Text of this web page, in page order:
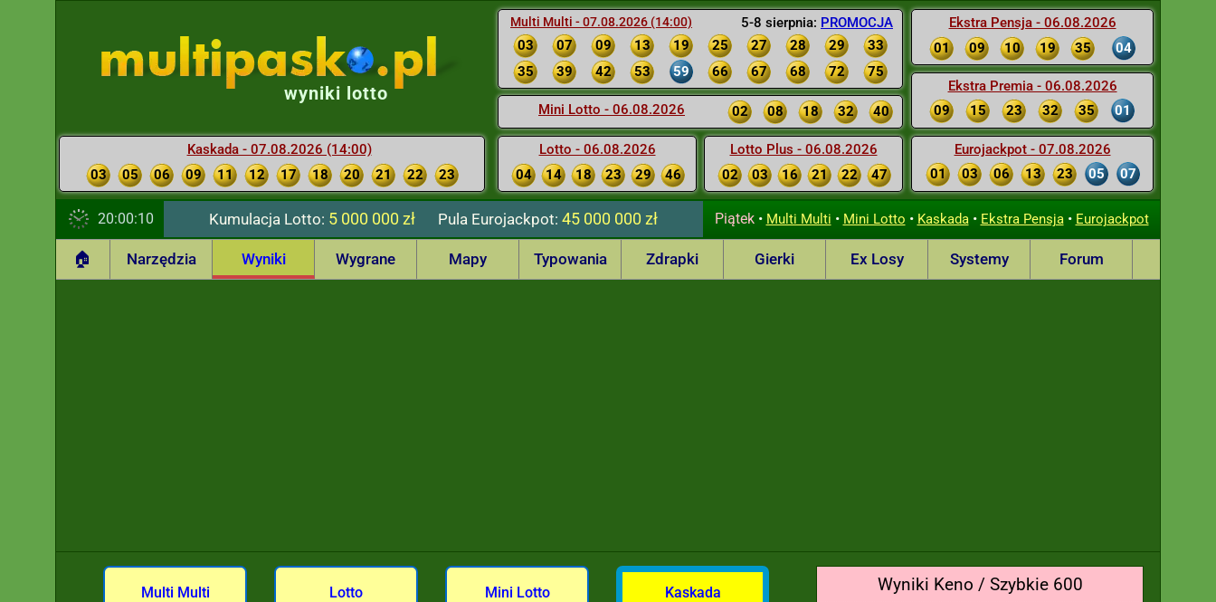
5-8 sierpnia: PROMOCJA
Multi Multi - 07.08.2026 (14:00)
03 07 09 13 19 25 27 28 29
33
35
39 42 53 59 66 67 68 72 75
Mini Lotto - 06.08.2026 02 08 18 32 40
Lotto - 06.08.2026
04
14 18 23 29 46
Lotto Plus - 06.08.2026
02
03 16 21 22 47
Ekstra Pensja - 06.08.2026
01
09 10 19 35 04
Ekstra Premia - 06.08.2026
09
15 23 32 35 01
Eurojackpot - 07.08.2026
01
03 06 13 23 05 07
wyniki lotto
Kaskada - 07.08.2026 (14:00)
03
05 06 09 11 12 17 18 20 21 22 23
20:00:11 Kumulacja Lotto: 5 000 000 zł PulaEurojackpot: 45 000 000 zł Piątek• Multi Multi • Mini Lotto • Kaskada• Ekstra Pensja• Eurojackpot
🏠 Narzędzia Wyniki Wygrane Mapy Typowania Zdrapki Gierki Ex Losy Systemy Forum
Wyniki Keno / Szybkie 600
Multi Multi Lotto Mini Lotto Kaskada